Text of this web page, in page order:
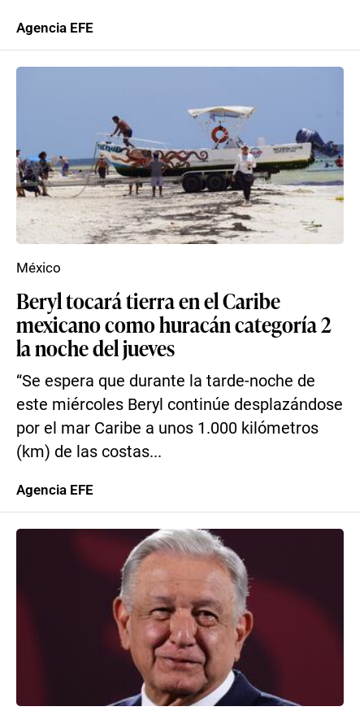
Agencia EFE
Beryl tocará tierra en el Caribe
mexicano como huracán categoría 2
la noche del jueves
“Se espera que durante la tarde-noche de
este miércoles Beryl continúe desplazándose
por el mar Caribe a unos 1.000 kilómetros
(km) de las costas...
México
Agencia EFE